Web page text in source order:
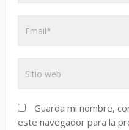
Guarda mi nombre,
este navegador para la